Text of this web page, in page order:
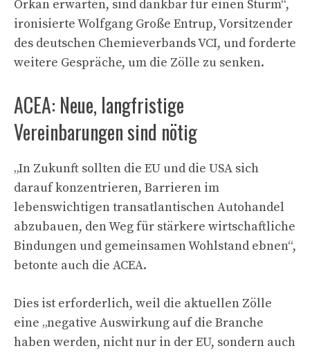
Orkan erwarten, sind dankbar für einen Sturm“,
ironisierte Wolfgang Große Entrup, Vorsitzender
des deutschen Chemieverbands VCI, und forderte
weitere Gespräche, um die Zölle zu senken.
ACEA: Neue, langfristige
Vereinbarungen sind nötig
„In Zukunft sollten die EU und die USA sich
darauf konzentrieren, Barrieren im
lebenswichtigen transatlantischen Autohandel
abzubauen, den Weg für stärkere wirtschaftliche
Bindungen und gemeinsamen Wohlstand ebnen“,
betonte auch die ACEA.
Dies ist erforderlich, weil die aktuellen Zölle
eine „negative Auswirkung auf die Branche
haben werden, nicht nur in der EU, sondern auch